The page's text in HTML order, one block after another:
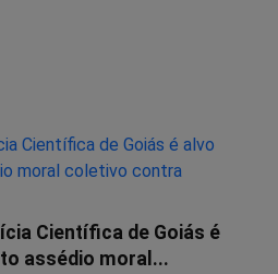
Científica de Goiás é
assédio moral...